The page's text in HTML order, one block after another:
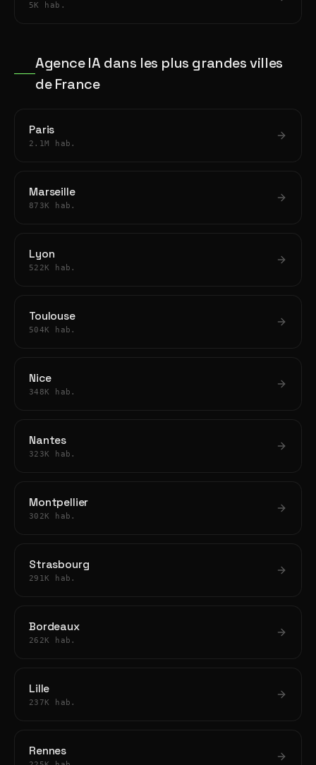
5K hab.
Agence IA dans les plus grandes villes
de France
Paris
2.1M hab.
Marseille
873K hab.
Lyon
522K hab.
Toulouse
504K hab.
Nice
348K hab.
Nantes
323K hab.
Montpellier
302K hab.
Strasbourg
291K hab.
Bordeaux
262K hab.
Lille
237K hab.
Rennes